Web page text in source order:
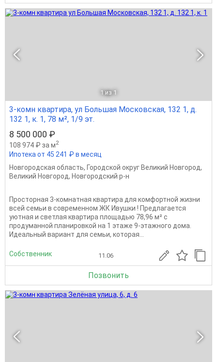
1 из 1
3-комн квартира, ул Большая Московская, 132 1, д.
132 1, к. 1, 78 м², 1/9 эт.
8 500 000 ₽
108 974 ₽ за м2
Ипотека от 45 241 ₽ в месяц
Новгородская область, Городской округ Великий Новгород,
Великий Новгород, Новгородский р-н
Просторная 3-комнатная квартира для комфортной жизни
всей семьи в современном ЖК Ивушки ! Предлагается
уютная и светлая квартира площадью 78,96 м² с
продуманной планировкой на 1 этаже 9-этажного дома.
Идеальный вариант для семьи, которая...
Собственник 11.06
Позвонить